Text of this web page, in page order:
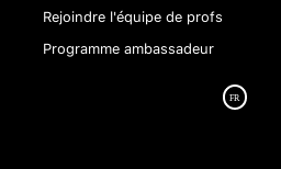
Rejoindre l'équipe de profs
Programme ambassadeur